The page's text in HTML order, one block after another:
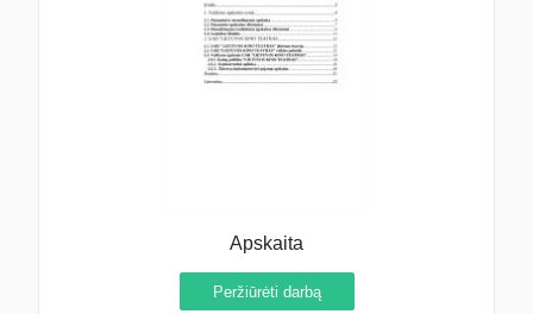
Apskaita
Peržiūrėti darbą